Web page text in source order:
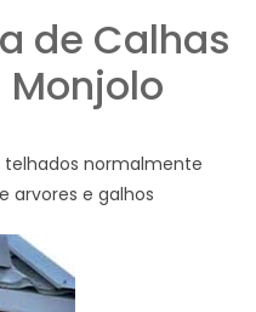
de Calhas
telhados normalmente
arvores e galhos